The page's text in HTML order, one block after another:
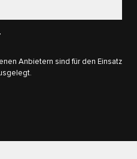
Anbietern sind für den Einsatz